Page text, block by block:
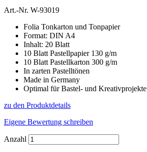
Art.-Nr. W-93019
Folia Tonkarton und Tonpapier
Format: DIN A4
Inhalt: 20 Blatt
10 Blatt Pastellpapier 130 g/m
10 Blatt Pastellkarton 300 g/m
In zarten Pastelltönen
Made in Germany
Optimal für Bastel- und Kreativprojekte
zu den Produktdetails
Eigene Bewertung schreiben
Anzahl